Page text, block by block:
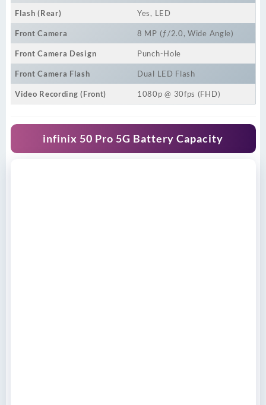
Flash (Rear) Yes, LED
Front Camera 8 MP (ƒ/2.0, Wide Angle)
Front Camera Design Punch-Hole
Front Camera Flash Dual LED Flash
Video Recording (Front) 1080p @ 30fps (FHD)
infinix 50 Pro 5G Battery Capacity